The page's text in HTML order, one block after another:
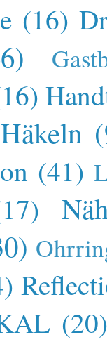
(16)
Häkeln
(41)